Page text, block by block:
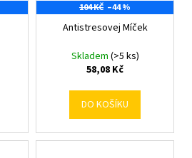
104 KČ –44 %
Antistresovej Míček
Skladem (>5 ks)
58,08 Kč
DO KOŠÍKU